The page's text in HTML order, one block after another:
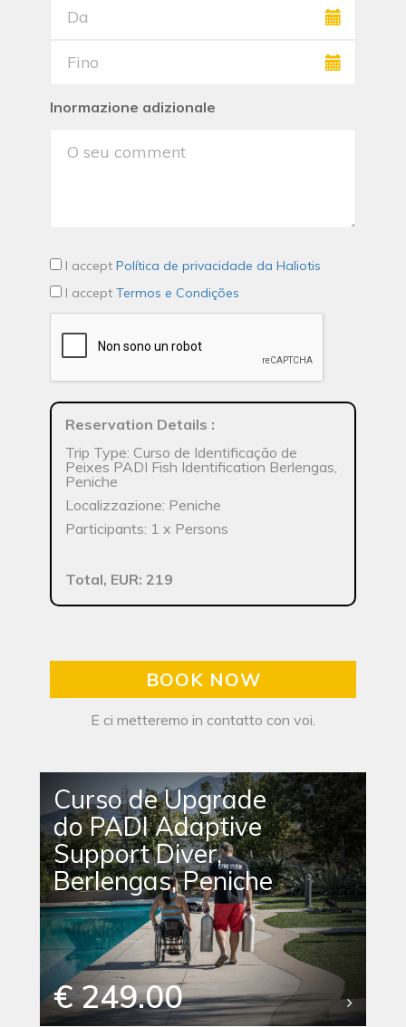
Inormazione adizionale
I accept Política de privacidade da Haliotis
I accept Termos e Condições
Reservation Details :
Trip Type: Curso de Identificação de
Peixes PADI Fish Identification Berlengas,
Peniche
Localizzazione: Peniche
Participants: 1 x Persons
Total, EUR: 219
BOOK NOW
E ci metteremo in contatto con voi.
Curso de Upgrade
do PADI Adaptive
Support Diver,
Berlengas, Peniche
€ 249.00